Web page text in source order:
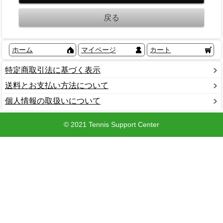
ホーム マイページ カート
特定商取引法に基づく表示
送料とお支払い方法について
個人情報の取扱いについて
© 2021 Tennis Support Center